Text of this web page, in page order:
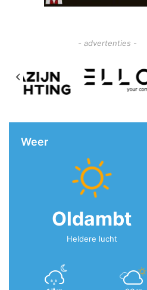
- advertenties -
Weer
Oldambt
Heldere lucht